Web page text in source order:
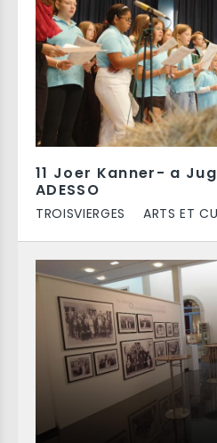
11 Joer Kanner- a
ADESSO
TROISVIERGES ARTS ET